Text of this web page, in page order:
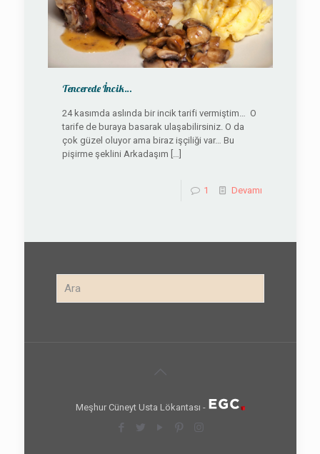
Tencerede İncik…
24 kasımda aslında bir incik tarifi vermiştim… O
tarife de buraya basarak ulaşabilirsiniz. O da
çok güzel oluyor ama biraz işçiliği var… Bu
pişirme şeklini Arkadaşım […]
1 Devamı
Meşhur Cüneyt Usta Lökantası -